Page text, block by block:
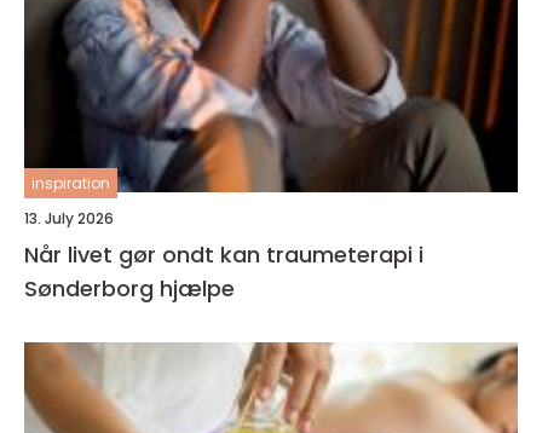
inspiration
13. July 2026
Når livet gør ondt kan traumeterapi i
Sønderborg hjælpe